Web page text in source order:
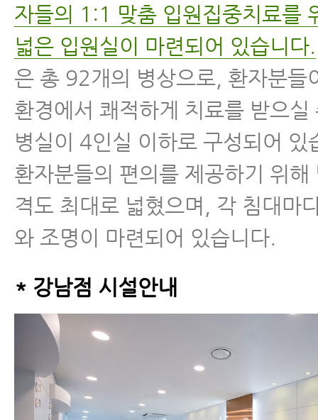
자들의 1:1 맞춤 입원집중치료를
넓은 입원실이 마련되어 있습니다.
은 총 92개의 병상으로, 환자분들
환경에서 쾌적하게 치료를 받으실
병실이 4인실 이하로 구성되어 있
환자분들의 편의를 제공하기 위해
격도 최대로 넓혔으며, 각 침대마
와 조명이 마련되어 있습니다.
* 강남점 시설안내